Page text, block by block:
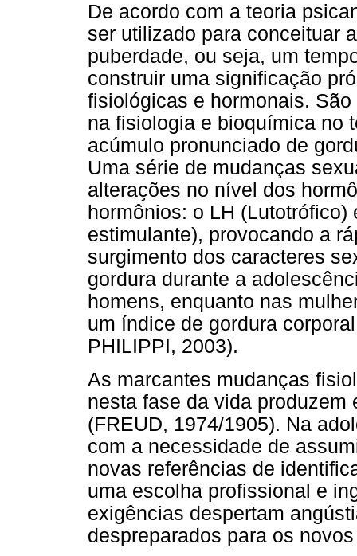
De acordo com a teoria
ser utilizado para conceituar
puberdade, ou seja, um
construir uma significação
fisiológicas e hormonais.
na fisiologia e bioquímica no
acúmulo pronunciado de
Uma série de mudanças
alterações no nível dos
hormônios: o LH
estimulante), provocando a
surgimento dos caracteres
gordura durante a
homens, enquanto nas
um índice de gordura
PHILIPPI, 2003).
As marcantes mudanças
nesta fase da vida
(FREUD, 1974/1905). Na
com a necessidade de
novas referências de
uma escolha profissional e
exigências despertam
despreparados para os